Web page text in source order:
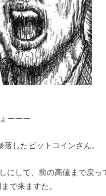
ーーー
したビットコインさん。
にして、前の高値まで戻っ
で来ますた。